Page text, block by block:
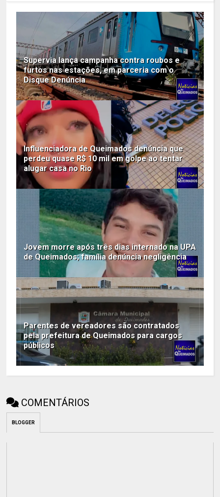
Supervia lança campanha contra roubos e
furtos nas estações, em parceria com o
Disque Denúncia
Influenciadora de Queimados denúncia que
perdeu quase R$ 10 mil em golpe ao tentar
alugar casa no Rio
Jovem morre após três dias internado na UPA
de Queimados; família denúncia negligência
Parentes de vereadores são contratados
pela prefeitura de Queimados para cargos
públicos
COMENTÁRIOS
BLOGGER